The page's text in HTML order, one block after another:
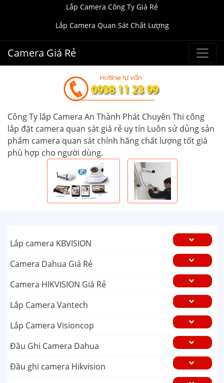
Lắp Camera Công Ty Giá Rẻ
Lắp Camera Quan Sát Chất Lượng
Camera Giá Rẻ
Công Ty lắp Camera An Thành Phát Chuyên Thi công
lắp đặt camera quan sát giá rẻ uy tín Luôn sử dủng sản
phẩm camera quan sát chính hãng chất lượng tốt giá
phù hợp cho người dùng.
Lắp camera KBVISION
Camera Dahua Giá Rẻ
Camera HIKVISION Giá Rẻ
Lắp Camera Vantech
Lắp Camera Visioncop
Đầu Ghi Camera Dahua
Đầu ghi camera Hikvision